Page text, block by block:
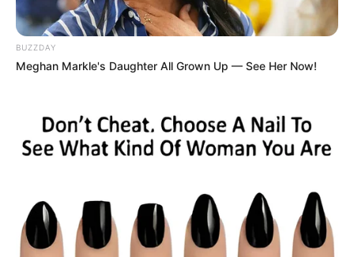
Nóra, amikor ezt elmesélte, előtte néhány napja
hőlégballonos kirándulásra készült a szeretteivel.
kaptak: lezuhant egy hőlégballon – épp ott, ahova
ők is mentek volna. A balesetben ketten életüket
BUZZDAY
Meghan Markle's Daughter All Grown Up — See Her Now!